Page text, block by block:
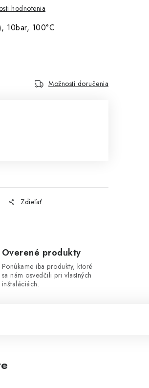
hodnotenia
10bar, 100°C
Možnosti doručenia
Zdieľať
Overené produkty
Ponúkame iba produkty, ktoré
sa nám osvedčili pri vlastných
inštaláciách.